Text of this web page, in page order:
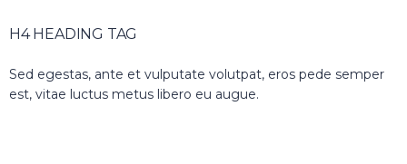
H4 HEADING TAG
Sed egestas, ante et vulputate volutpat, eros pede semper
est, vitae luctus metus libero eu augue.